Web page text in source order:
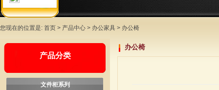
您现在的位置是: 首页 > 产品中心 > 办公家具 > 办公椅
产品分类
文件柜系列
办公椅